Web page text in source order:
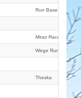
Run Base Kyiv
Miraz Race Team
Wege Runner
Theska